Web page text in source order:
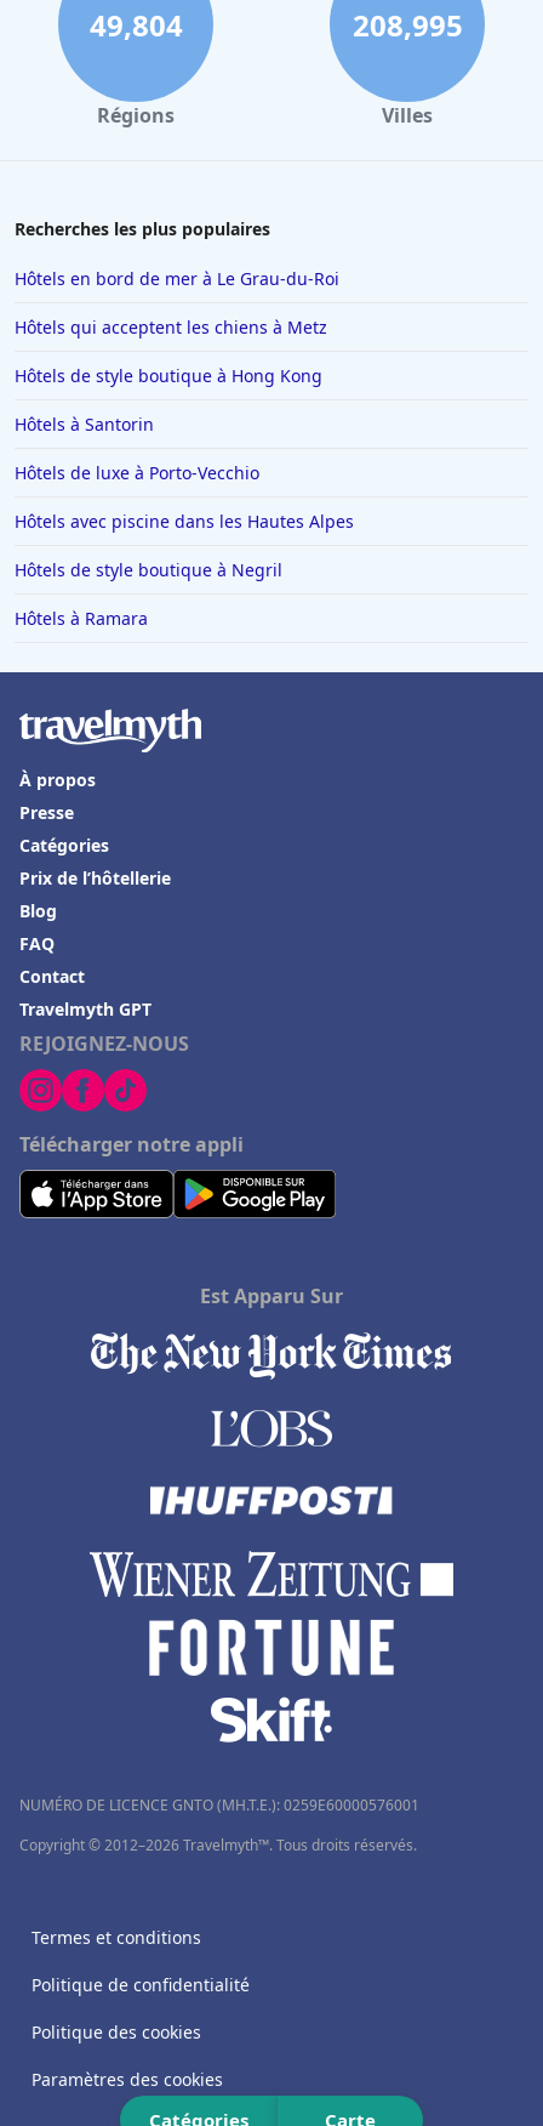
Hôtels à Tours
Hôtels à Concarneau
Hôtels à Saintes
Hôtels à Aix-les-Bains
Hôtels à Ténériffe
Hôtels à Plailly
Hôtels à La Toussuire
Hôtels en Lorraine
Hôtels à Châtillon-sur-Seine
Hôtels à Brest
Hôtels dans Loctudy
Hôtels à Auron
Hôtels à Thiers
Hôtels à Positano
Hôtels à Roscoff
Hôtels aux Baux-de-Provence
Hôtels dans le Gers
Hôtels à Ramara
Hôtels dans la Drome
Hôtels à Rocamadour
Hôtels à Châtenay-Malabry
Hôtels à Grigny
Hôtels à Amneville
Hôtels à Maussane les Alpilles
Hôtels à Meschers-sur-Gironde
Hôtels à Hammamet
Catégories Carte
49,804
Régions
208,995
Villes
Recherches les plus populaires
Hôtels en bord de mer à Le Grau-du-Roi
Hôtels qui acceptent les chiens à Metz
Hôtels de style boutique à Hong Kong
Hôtels à Santorin
Hôtels de luxe à Porto-Vecchio
Hôtels avec piscine dans les Hautes Alpes
Hôtels de style boutique à Negril
Hôtels à Ramara
REJOIGNEZ-NOUS
Télécharger notre appli
À propos
Presse
Catégories
Prix de l’hôtellerie
Blog
FAQ
Contact
Travelmyth GPT
Est Apparu Sur
NUMÉRO DE LICENCE GNTO (MH.T.E.): 0259Ε60000576001
Copyright © 2012–2026 Travelmyth™. Tous droits réservés.
Termes et conditions
Politique de confidentialité
Politique des cookies
Paramètres des cookies